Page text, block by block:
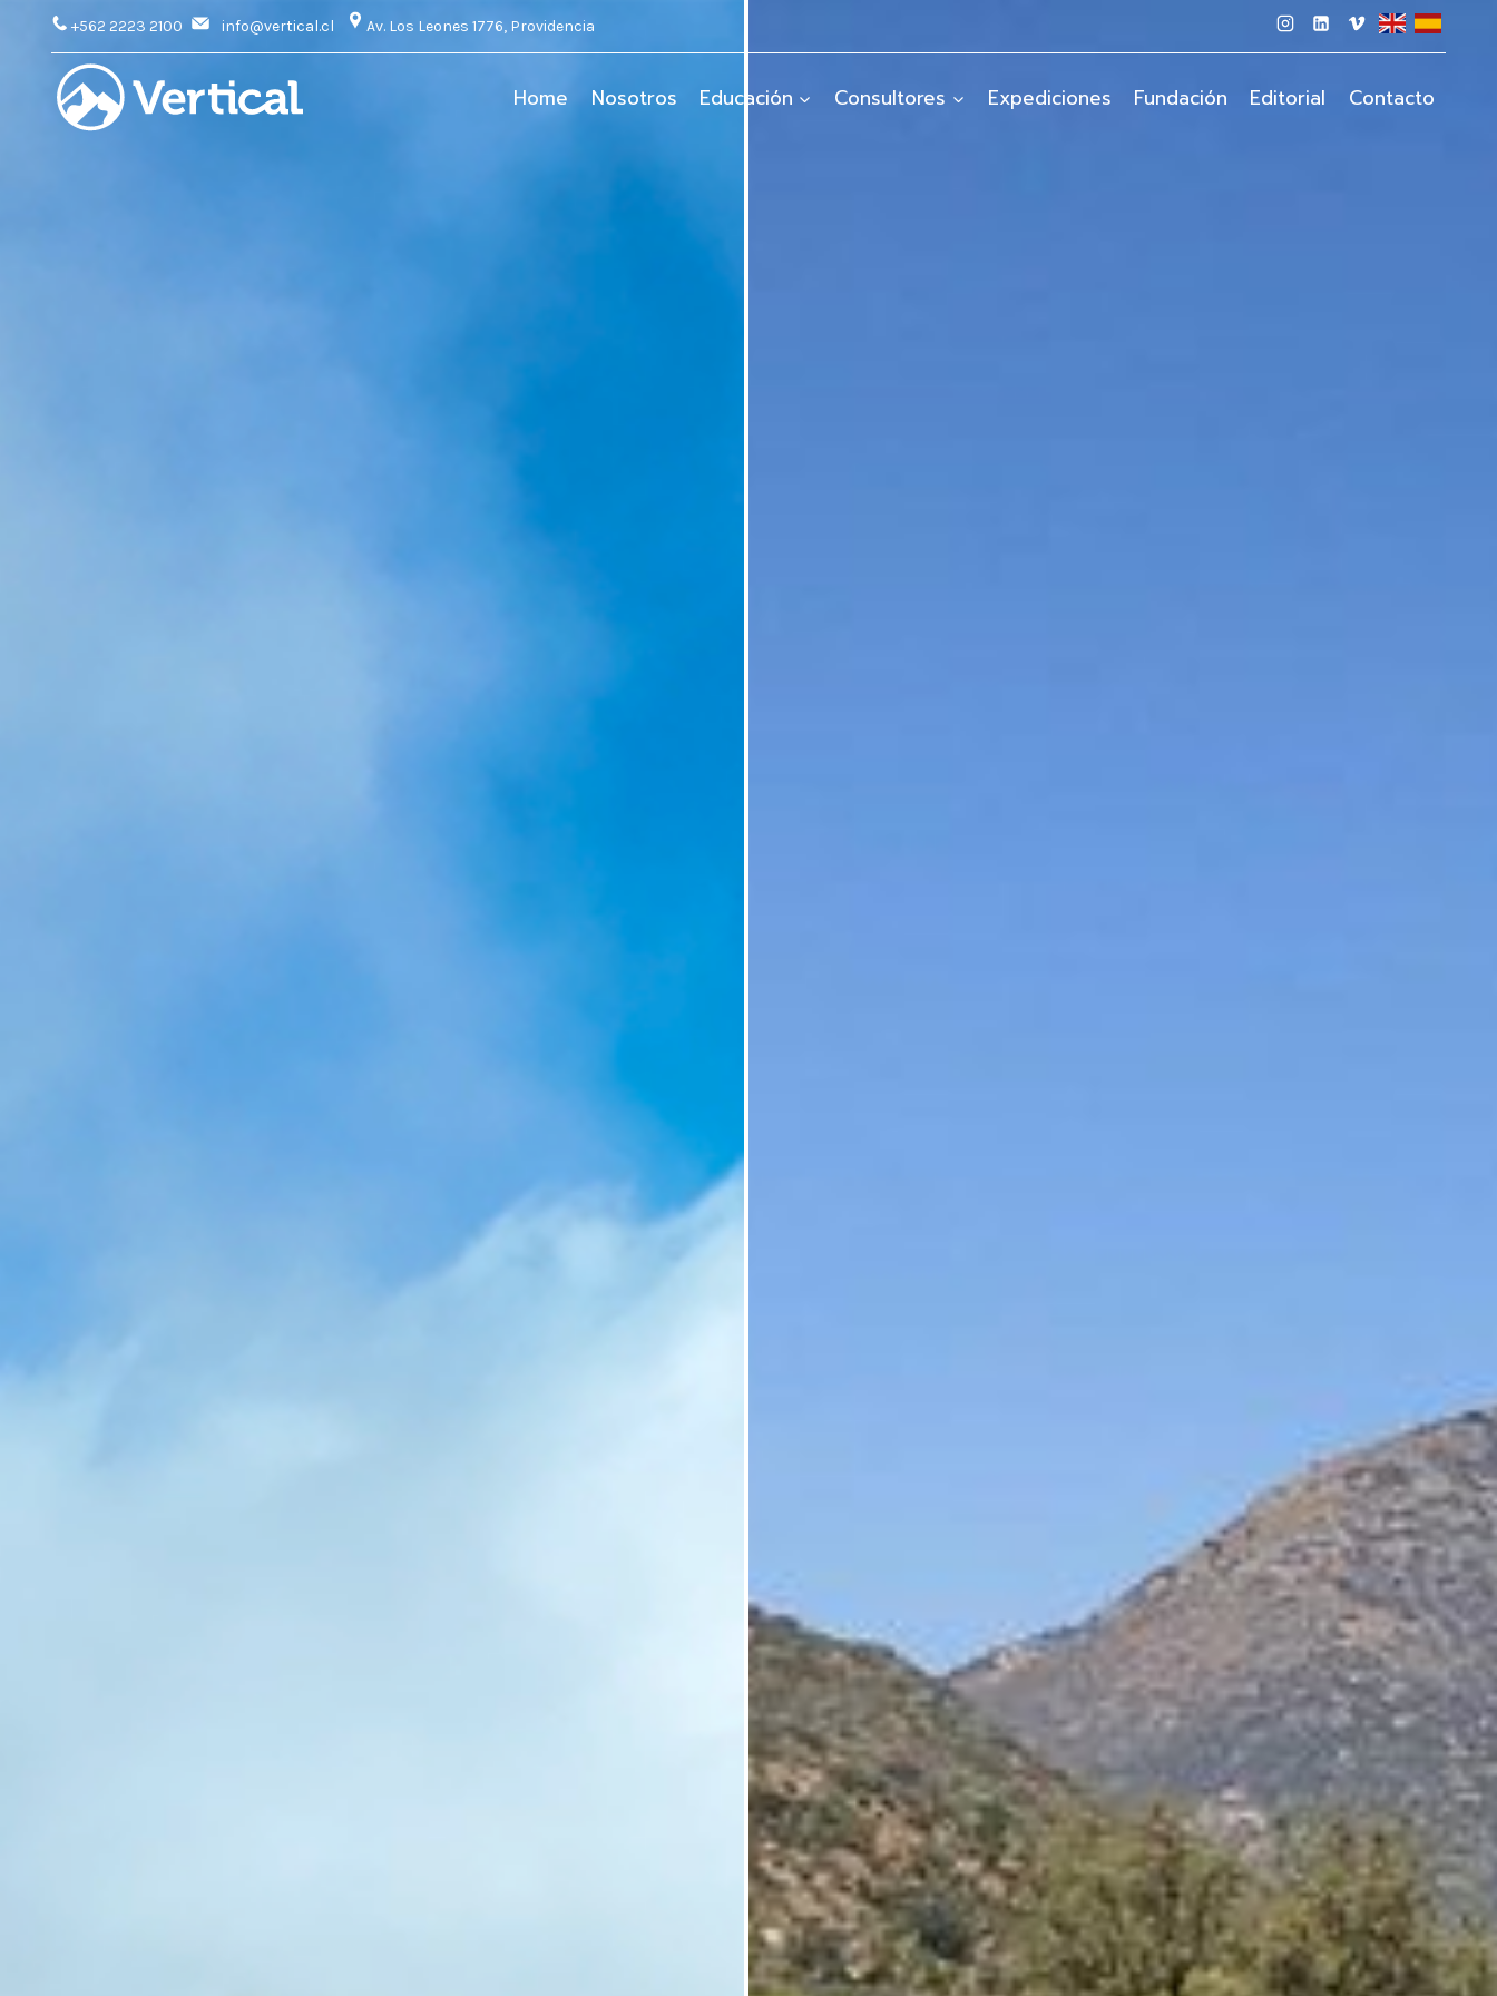
+562 2223 2100 info@vertical.cl Av. Los Leones 1776, Providencia
Home Nosotros Educación Consultores Expediciones Fundación Editorial Contacto